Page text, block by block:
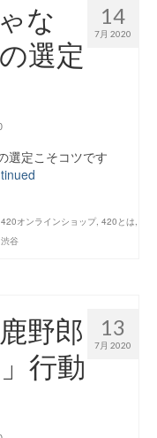
14
7月 2020
な
選定
選定こそコツです
420オンラインショップ, 420とは
谷
13
7月 2020
野郎
行動